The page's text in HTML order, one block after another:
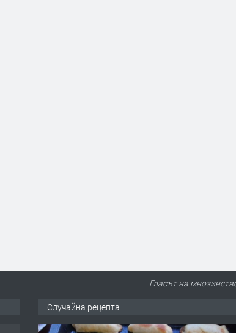
Гласът на
Случайна рецепта